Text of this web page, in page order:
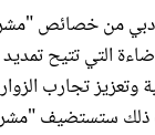
دبي من خصائص
التي تتيح
وتعزيز تجارب
ذلك ستستضيف